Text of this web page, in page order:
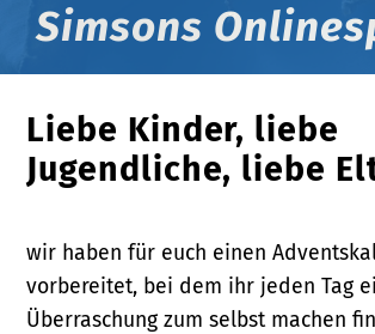
Simsons
Liebe Kinder, liebe
Jugendliche, liebe
wir haben für euch einen
vorbereitet, bei dem ihr jeden Tag
Überraschung zum selbst machen